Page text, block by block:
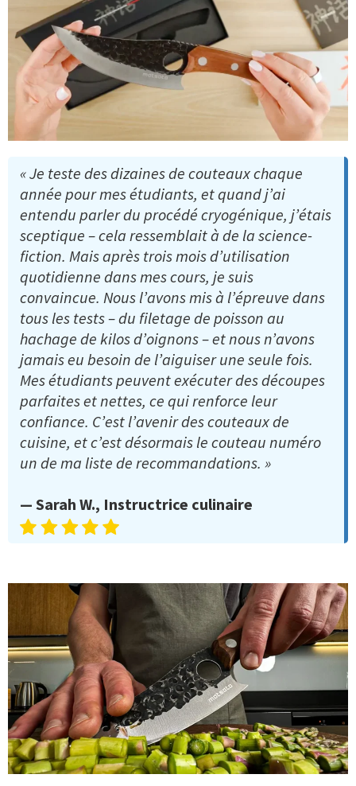
« Je teste des dizaines de couteaux chaque
année pour mes étudiants, et quand j’ai
entendu parler du procédé cryogénique, j’étais
sceptique – cela ressemblait à de la science-
fiction. Mais après trois mois d’utilisation
quotidienne dans mes cours, je suis
convaincue. Nous l’avons mis à l’épreuve dans
tous les tests – du filetage de poisson au
hachage de kilos d’oignons – et nous n’avons
jamais eu besoin de l’aiguiser une seule fois.
Mes étudiants peuvent exécuter des découpes
parfaites et nettes, ce qui renforce leur
confiance. C’est l’avenir des couteaux de
cuisine, et c’est désormais le couteau numéro
un de ma liste de recommandations. »
— Sarah W., Instructrice culinaire